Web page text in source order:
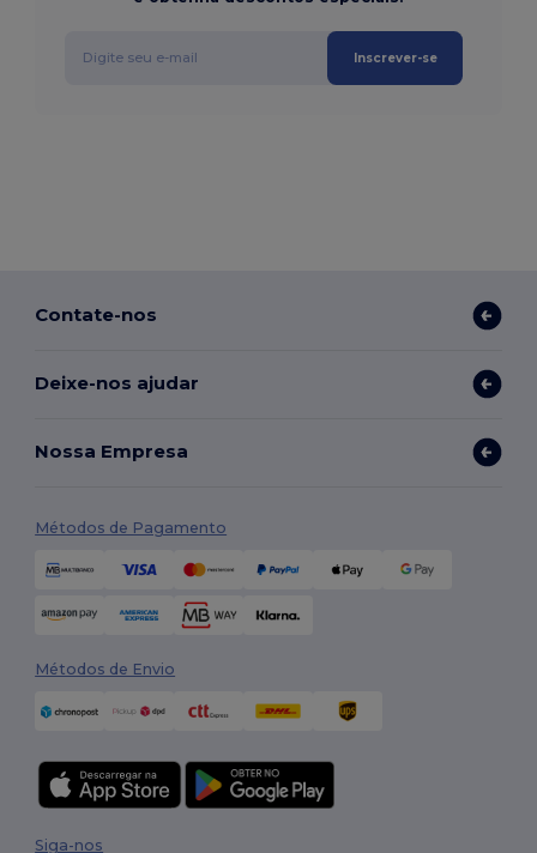
Inscrever-se
Contate-nos
Deixe-nos ajudar
Nossa Empresa
Métodos de Pagamento
Métodos de Envio
Siga-nos